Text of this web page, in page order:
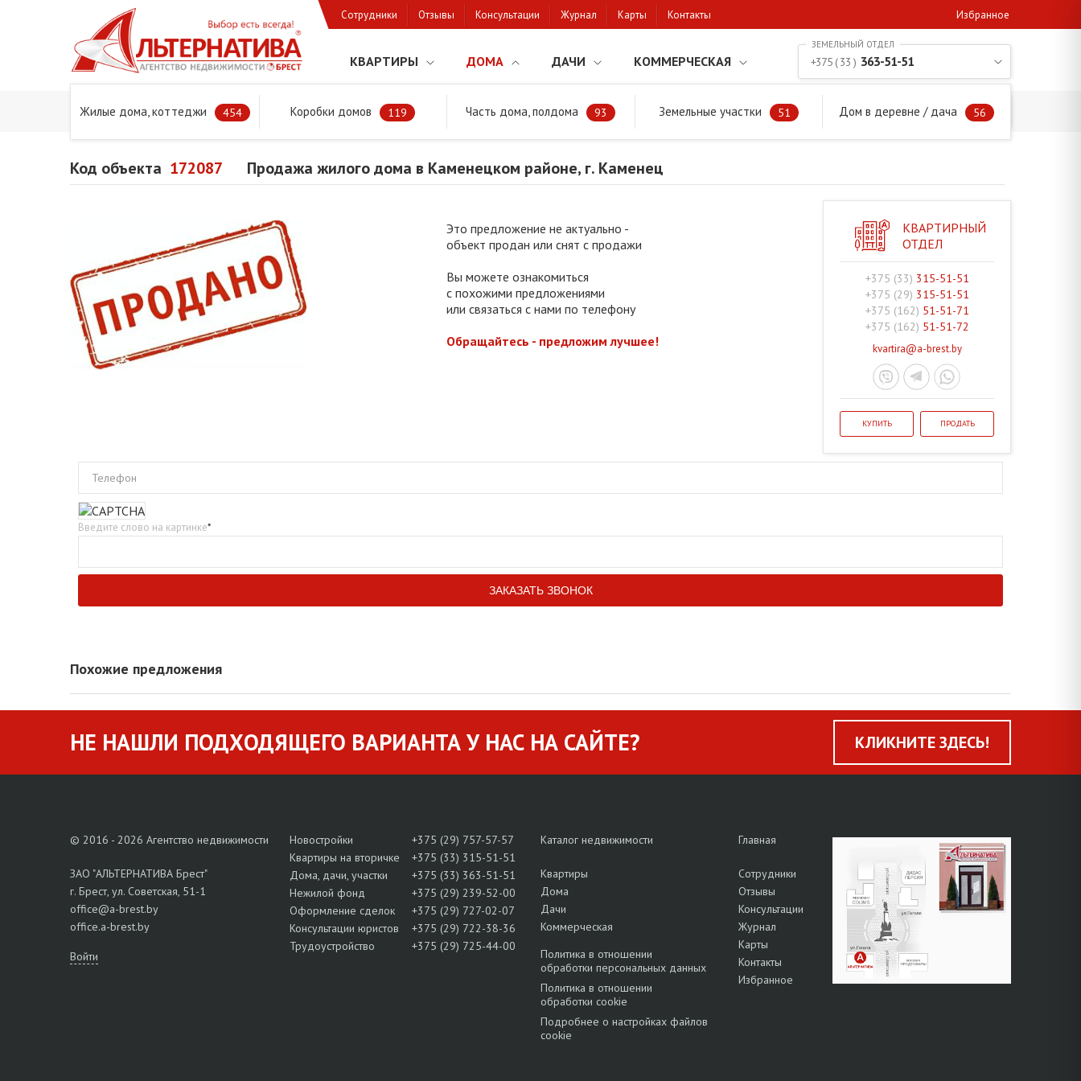
Сотрудники Отзывы Консультации Журнал Карты Контакты Избранное
КВАРТИРЫ ДОМА ДАЧИ КОММЕРЧЕСКАЯ
Жилые дома, коттеджи 454 Коробки домов 119 Часть дома, полдома 93 Земельные участки 51 Дом в деревне / дача 56
+375 ( 33 ) 363-51-51
Главная Предложения Дома в Бресте и Брестском районе Продажа жилого дома в Каменецком районе, г. Каменец
Код объекта 172087 Продажа жилого дома в Каменецком районе, г. Каменец
Это предложение не актуально -
объект продан или снят с продажи
Вы можете ознакомиться
с похожими предложениями
или связаться с нами по телефону
Обращайтесь - предложим лучшее!
КВАРТИРНЫЙ
ОТДЕЛ
+375 (33) 315-51-51
+375 (29) 315-51-51
+375 (162) 51-51-71
+375 (162) 51-51-72
kvartira@a-brest.by
КУПИТЬ ПРОДАТЬ
Телефон
Введите слово на картинке*
Похожие предложения
НЕ НАШЛИ ПОДХОДЯЩЕГО ВАРИАНТА У НАС НА САЙТЕ? КЛИКНИТЕ ЗДЕСЬ!
© 2016 - 2026 Агентство недвижимости
ЗАО "АЛЬТЕРНАТИВА Брест"
г. Брест, ул. Советская, 51-1
office@a-brest.by
office.a-brest.by
Войти
Новостройки
+375 (29) 757-57-57
Квартиры на вторичке
+375 (33) 315-51-51
Дома, дачи, участки
+375 (33) 363-51-51
Нежилой фонд
+375 (29) 239-52-00
Оформление сделок
+375 (29) 727-02-07
Консультации юристов
+375 (29) 722-38-36
Трудоустройство
+375 (29) 725-44-00
Каталог недвижимости
Квартиры
Дома
Дачи
Коммерческая
Политика в отношении
обработки персональных данных
Политика в отношении
обработки cookie
Подробнее о настройках файлов
cookie
Главная
Сотрудники
Отзывы
Консультации
Журнал
Карты
Контакты
Избранное